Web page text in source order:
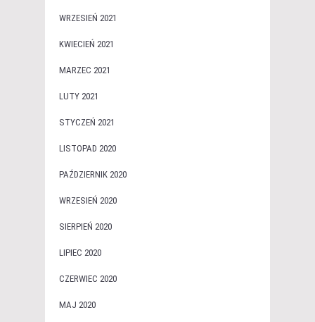
WRZESIEŃ 2021
KWIECIEŃ 2021
MARZEC 2021
LUTY 2021
STYCZEŃ 2021
LISTOPAD 2020
PAŹDZIERNIK 2020
WRZESIEŃ 2020
SIERPIEŃ 2020
LIPIEC 2020
CZERWIEC 2020
MAJ 2020